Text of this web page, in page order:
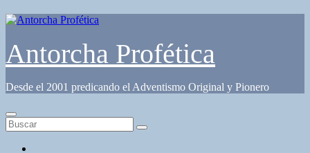
Antorcha Profética
Desde el 2001 predicando el Adventismo Original y Pionero